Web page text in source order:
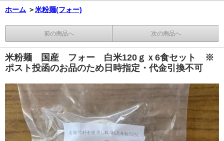
ホーム ＞米粉麺(フォー)
前の商品へ 次の商品へ
米粉麺 国産 フォー 白米120ｇｘ6食セット ※
ポスト投函のお品のため日時指定・代金引換不可